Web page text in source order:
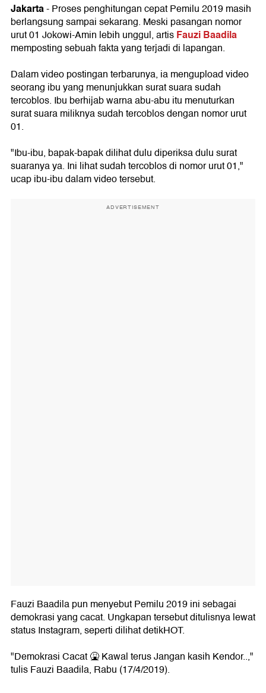
Jakarta- Proses penghitungan cepat Pemilu 2019 masih
berlangsung sampai sekarang. Meski pasangan nomor
urut 01 Jokowi-Amin lebih unggul, artisFauzi Baadila
memposting sebuah fakta yang terjadi di lapangan.
Dalam video postingan terbarunya, ia mengupload video
seorang ibu yang menunjukkan surat suara sudah
tercoblos. Ibu berhijab warna abu-abu itu menuturkan
surat suara miliknya sudah tercoblos dengan nomor urut
01.
"Ibu-ibu, bapak-bapak dilihat dulu diperiksa dulu surat
suaranya ya. Ini lihat sudah tercoblos di nomor urut 01,"
ucap ibu-ibu dalam video tersebut.
ADVERTISEMENT
Fauzi Baadila pun menyebut Pemilu 2019 ini sebagai
demokrasi yang cacat. Ungkapan tersebut ditulisnya lewat
status Instagram, seperti dilihat detikHOT.
"Demokrasi Cacat 🤮 Kawal terus Jangan kasih Kendor..,"
tulis Fauzi Baadila, Rabu (17/4/2019).